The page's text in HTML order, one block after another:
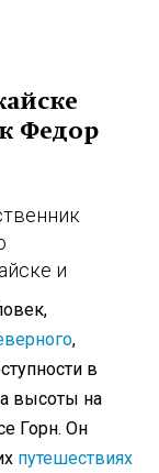
Федор
и
,
в
высоты на
Горн. Он
путешествиях